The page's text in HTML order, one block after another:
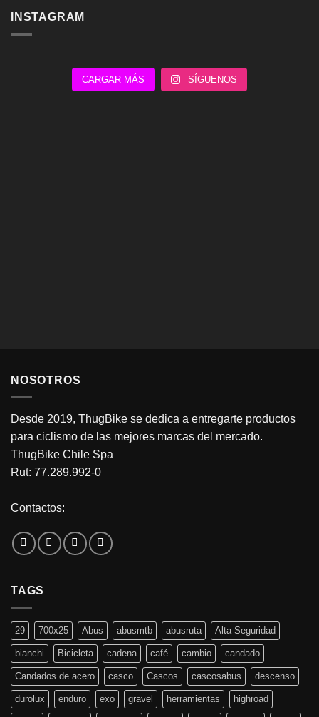
INSTAGRAM
CARGAR MÁS SÍGUENOS
NOSOTROS
Desde 2019, ThugBike se dedica a entregarte productos
para ciclismo de las mejores marcas del mercado.
ThugBike Chile Spa
Rut: 77.289.992-0
Contactos:
TAGS
29 700x25 Abus abusmtb abusruta Alta Seguridad
bianchi Bicicleta cadena café cambio candado
Candados de acero casco Cascos cascosabus descenso
durolux enduro exo gravel herramientas highroad